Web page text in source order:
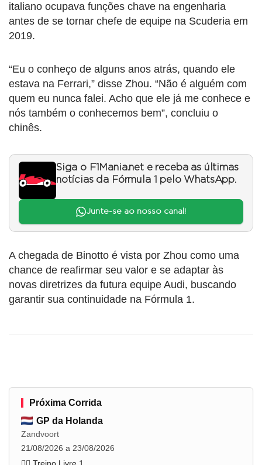
italiano ocupava funções chave na engenharia
antes de se tornar chefe de equipe na Scuderia em
2019.
“Eu o conheço de alguns anos atrás, quando ele
estava na Ferrari,” disse Zhou. “Não é alguém com
quem eu nunca falei. Acho que ele já me conhece e
nós também o conhecemos bem”, concluiu o
chinês.
Siga o F1Mania.net e receba as últimas
notícias da Fórmula 1 pelo WhatsApp.
Junte-se ao nosso canal!
A chegada de Binotto é vista por Zhou como uma
chance de reafirmar seu valor e se adaptar às
novas diretrizes da futura equipe Audi, buscando
garantir sua continuidade na Fórmula 1.
Próxima Corrida
GP da Holanda
Zandvoort
21/08/2026 a 23/08/2026
🏋️‍♂️ Treino Livre 1